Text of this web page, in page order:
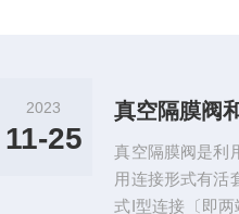
2023
11-25
真空隔膜阀
真空隔膜阀是利
用连接形式有活
式I型连接〔即